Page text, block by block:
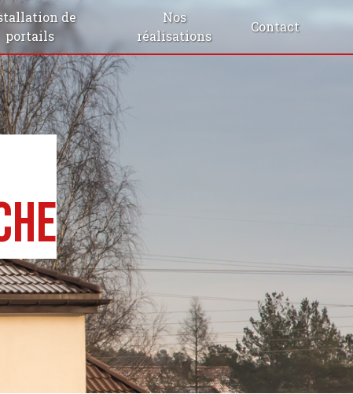
de
portails
Nos
réalisations
Contact